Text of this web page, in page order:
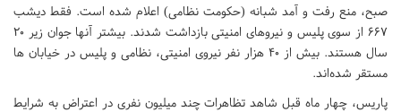
صبح، منع رفت و آمد شبانه (حکومت نظامی) اعلام شده است. فقط دیشب
۶۶۷ از سوی پلیس و نیروهای امنیتی بازداشت شدند. بیشتر آنها جوان زیر ۲۰
سال هستند. بیش از ۴۰ هزار نفر نیروی امنیتی، نظامی و پلیس در خیابان ها
مستقر شده‌اند.
پاریس، چهار ماه قبل شاهد تظاهرات چند میلیون نفری در اعتراض به شرایط